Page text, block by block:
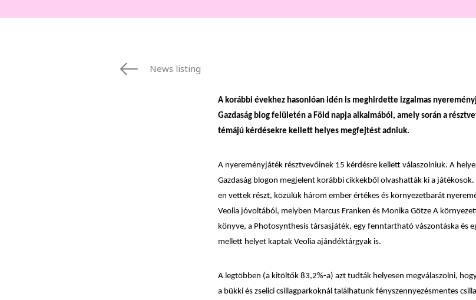
News listing
A korábbi évekhez hasonlóan idén is meghirdette izgalmas
Gazdaság blog felületén a Föld napja alkalmából, amely során a
témájú kérdésekre kellett helyes megfejtést adniuk.
A nyereményjáték résztvevőinek 15 kérdésre kellett válaszolniuk. A
Gazdaság blogon megjelent korábbi cikkekből olvashatták ki a
en vettek részt, közülük három ember értékes és környezetbarát
Veolia jóvoltából, melyben Marcus Franken és Monika Götze A
könyve, a Photosynthesis társasjáték, egy fenntartható vászontáska és
mellett helyet kaptak Veolia ajándéktárgyak is.
A legtöbben (a kitöltők 83,2%-a) azt tudták helyesen megválaszolni,
a bükki és zselici csillagparkoknál találhatunk fényszennyezésmentes